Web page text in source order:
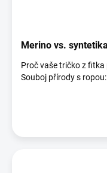
Merino vs. syntetika
Proč vaše tričko z fitka
Souboj přírody s